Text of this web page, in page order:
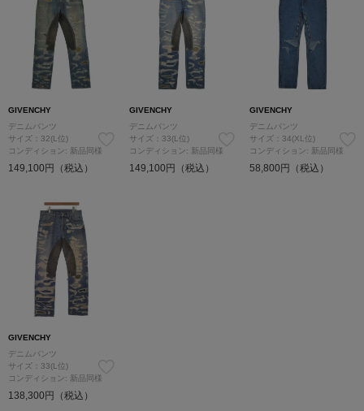
GIVENCHY
デニムパンツ
サイズ：32(L位)
コンディション: 新品同様
149,100円（税込）
GIVENCHY
デニムパンツ
サイズ：33(L位)
コンディション: 新品同様
149,100円（税込）
GIVENCHY
デニムパンツ
サイズ：34(XL位)
コンディション: 新品同様
58,800円（税込）
GIVENCHY
デニムパンツ
サイズ：33(L位)
コンディション: 新品同様
138,300円（税込）